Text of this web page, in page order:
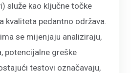
služe kao ključne točke
kvaliteta pedantno održava.
se mijenjaju analiziraju,
potencijalne greške
testovi označavaju,